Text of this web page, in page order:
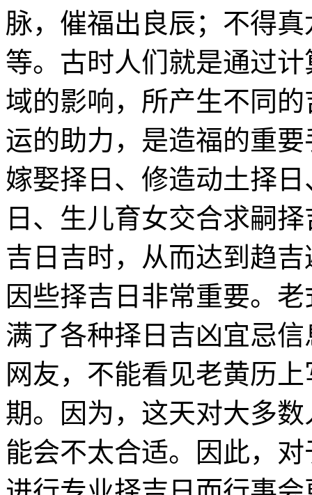
脉，催福出良辰；不得
等。古时人们就是通过
域的影响，所产生不同
运的助力，是造福的重
嫁娶择日、修造动土择
日、生儿育女交合求嗣
吉日吉时，从而达到趋
因些择吉日非常重要。
满了各种择日吉凶宜忌
网友，不能看见老黄历
期。因为，这天对大多
能会不太合适。因此，